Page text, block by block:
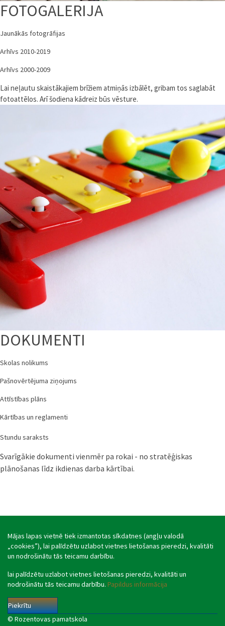
FOTOGALERIJA
Jaunākās fotogrāfijas
Arhīvs 2010-2019
Arhīvs 2000-2009
Lai neļautu skaistākajiem brīžiem atmiņās izbālēt, gribam tos saglabāt
fotoattēlos. Arī šodiena kādreiz būs vēsture.
DOKUMENTI
Skolas nolikums
Pašnovērtējuma ziņojums
Attīstības plāns
Kārtības un reglamenti
Stundu saraksts
Svarīgākie dokumenti vienmēr pa rokai - no stratēģiskas
plānošanas līdz ikdienas darba kārtībai.
Mājas lapas vietnē tiek izmantotas sīkdatnes (angļu valodā
„cookies”), lai palīdzētu uzlabot vietnes lietošanas pieredzi, kvalitāti
un nodrošinātu tās teicamu darbību.
lai palīdzētu uzlabot vietnes lietošanas pieredzi, kvalitāti un
nodrošinātu tās teicamu darbību. Papildus informācija
Piekrītu
© Rozentovas pamatskola